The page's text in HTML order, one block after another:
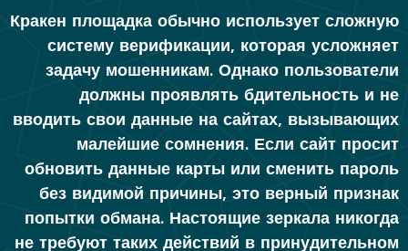
Кракен площадка обычно использует сложную
систему верификации, которая усложняет
задачу мошенникам. Однако пользователи
должны проявлять бдительность и не
вводить свои данные на сайтах, вызывающих
малейшие сомнения. Если сайт просит
обновить данные карты или сменить пароль
без видимой причины, это верный признак
попытки обмана. Настоящие зеркала никогда
не требуют таких действий в принудительном